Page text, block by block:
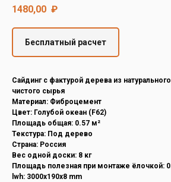
1480,00 ₽
Бесплатный расчет
Cайдинг с фактурой дерева из
чистого сырья
Материал: Фиброцемент
Цвет: Голубой океан (F62)
Площадь общая: 0.57 м²
Текстура: Под дерево
Страна: Россия
Вес одной доски: 8 кг
Площадь полезная при монтаже ёлочкой:
lwh: 3000x190x8 mm